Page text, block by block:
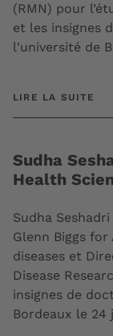
(RMN) pour
et les insignes
l'université de
LIRE LA SUITE
Sudha
Health
Sudha
Glenn Biggs for
diseases et
Disease
insignes de
Bordeaux le 24